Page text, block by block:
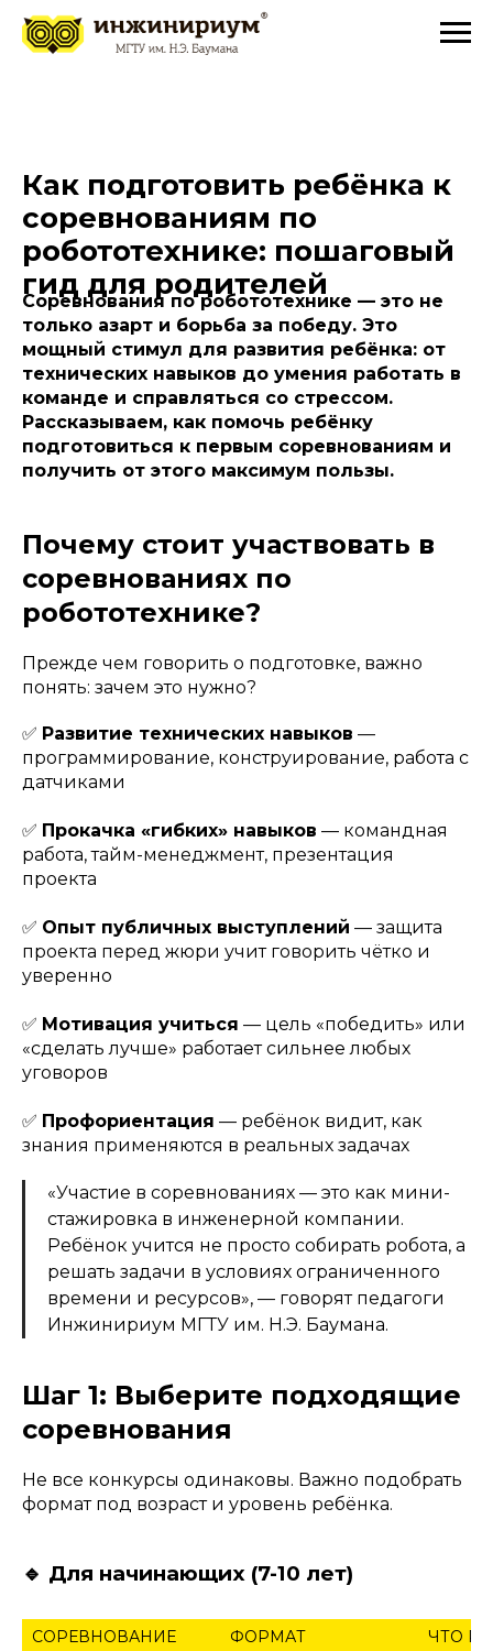
Как подготовить ребёнка к
соревнованиям по
робототехнике: пошаговый
гид для родителей
Соревнования по робототехнике — это не
только азарт и борьба за победу. Это
мощный стимул для развития ребёнка: от
технических навыков до умения работать в
команде и справляться со стрессом.
Рассказываем, как помочь ребёнку
подготовиться к первым соревнованиям и
получить от этого максимум пользы.
Почему стоит участвовать в
соревнованиях по
робототехнике?
Прежде чем говорить о подготовке, важно
понять: зачем это нужно?
✅ Развитие технических навыков —
программирование, конструирование, работа с
датчиками
✅ Прокачка «гибких» навыков — командная
работа, тайм-менеджмент, презентация
проекта
✅ Опыт публичных выступлений — защита
проекта перед жюри учит говорить чётко и
уверенно
✅ Мотивация учиться — цель «победить» или
«сделать лучше» работает сильнее любых
уговоров
✅ Профориентация — ребёнок видит, как
знания применяются в реальных задачах
«Участие в соревнованиях — это как мини-
стажировка в инженерной компании.
Ребёнок учится не просто собирать робота, а
решать задачи в условиях ограниченного
времени и ресурсов», — говорят педагоги
Инжинириум МГТУ им. Н.Э. Баумана.
Шаг 1: Выберите подходящие
соревнования
Не все конкурсы одинаковы. Важно подобрать
формат под возраст и уровень ребёнка.
🔹 Для начинающих (7-10 лет)
СОРЕВНОВАНИЕ ФОРМАТ
ЧТО